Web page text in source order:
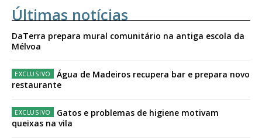
Últimas notícias
DaTerra prepara mural comunitário na antiga escola da
Mélvoa
Água de Madeiros recupera bar e prepara novo
restaurante
Gatos e problemas de higiene motivam
queixas na vila